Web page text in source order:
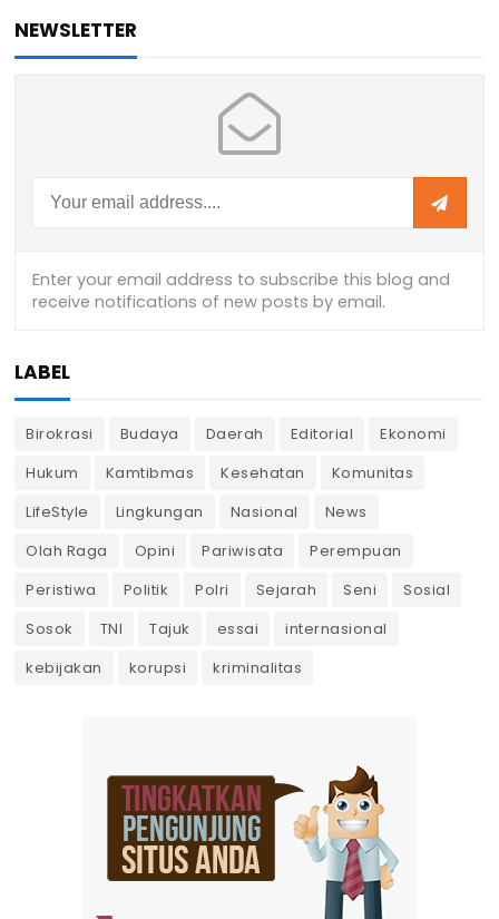
NEWSLETTER
LABEL
Birokrasi Budaya Daerah Editorial
Ekonomi
Hukum
Kamtibmas Kesehatan
Komunitas
LifeStyle
Lingkungan Nasional
News
Olah Raga
Opini Pariwisata
Perempuan
Peristiwa
Politik Polri Sejarah Seni
Sosial
Sosok
TNI Tajuk essai
internasional
kebijakan
korupsi kriminalitas